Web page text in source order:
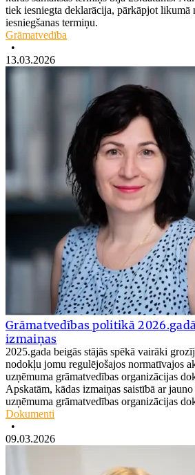
tiek iesniegta deklarācija, pārkāpjot likumā
iesniegšanas termiņu.
Grāmatvedība
•
13.03.2026
Grāmatvedības politikā
izmaiņas
2025.gada beigās stājās spēkā vairāki
nodokļu jomu regulējošajos normatīvajos
uzņēmuma grāmatvedības organizācijas
Apskatām, kādas izmaiņas saistībā ar
uzņēmuma grāmatvedības organizācijas
Dokumenti
•
09.03.2026